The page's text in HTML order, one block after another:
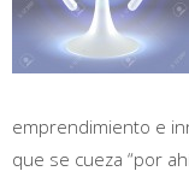
emprendimiento e
que se cueza “por